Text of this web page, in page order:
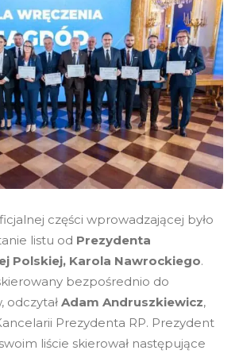
części wprowadzającej było
listu od Prezydenta
Polskiej, Karola Nawrockiego.
bezpośrednio do
odczytał Adam Andruszkiewicz,
Prezydenta RP. Prezydent
liście skierował następujące